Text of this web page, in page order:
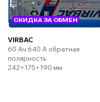
СКИДКА ЗА ОБМЕН
VIRBAC
60 Ач 640 А обратная
полярность
242×175×190 мм